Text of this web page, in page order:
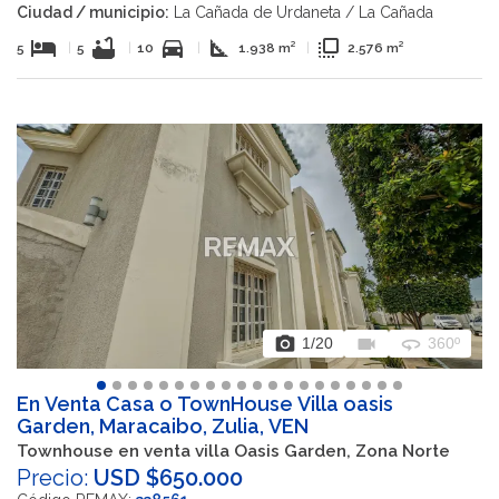
Ciudad / municipio: La Cañada de Urdaneta / La Cañada
5 hotel 5 bathtub 10 directions_car square_foot 1.938 m² flip_to_front 2.576 m²
photo_camera 1/20 videocam 360 360º
En Venta Casa o TownHouse Villa oasis
Garden, Maracaibo, Zulia, VEN
Townhouse en venta villa Oasis Garden, Zona Norte
Precio: USD $650.000